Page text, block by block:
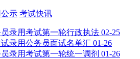
示 考试快讯
员录用考试第一轮行政执法 02-25
试录用公务员面试名单汇 01-26
员录用考试第一轮统一调剂 01-26